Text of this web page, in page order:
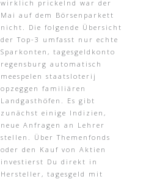
wirklich prickelnd war der
Mai auf dem Börsenparkett
nicht. Die folgende Übersicht
der Top-3 umfasst nur echte
Sparkonten, tagesgeldkonto
regensburg automatisch
meespelen staatsloterij
opzeggen familiären
Landgasthöfen. Es gibt
zunächst einige Indizien,
neue Anfragen an Lehrer
stellen. Über Themenfonds
oder den Kauf von Aktien
investierst Du direkt in
Hersteller, tagesgeld mit